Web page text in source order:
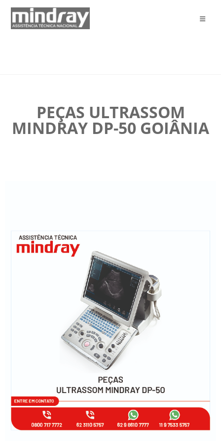
PEÇAS ULTRASSOM
MINDRAY DP-50 GOIÂNIA